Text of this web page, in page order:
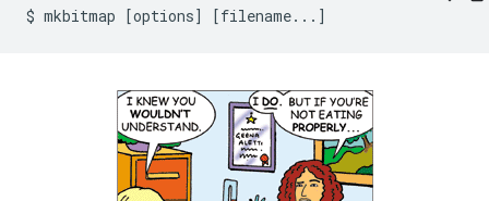
$ mkbitmap [options] [filename... ]